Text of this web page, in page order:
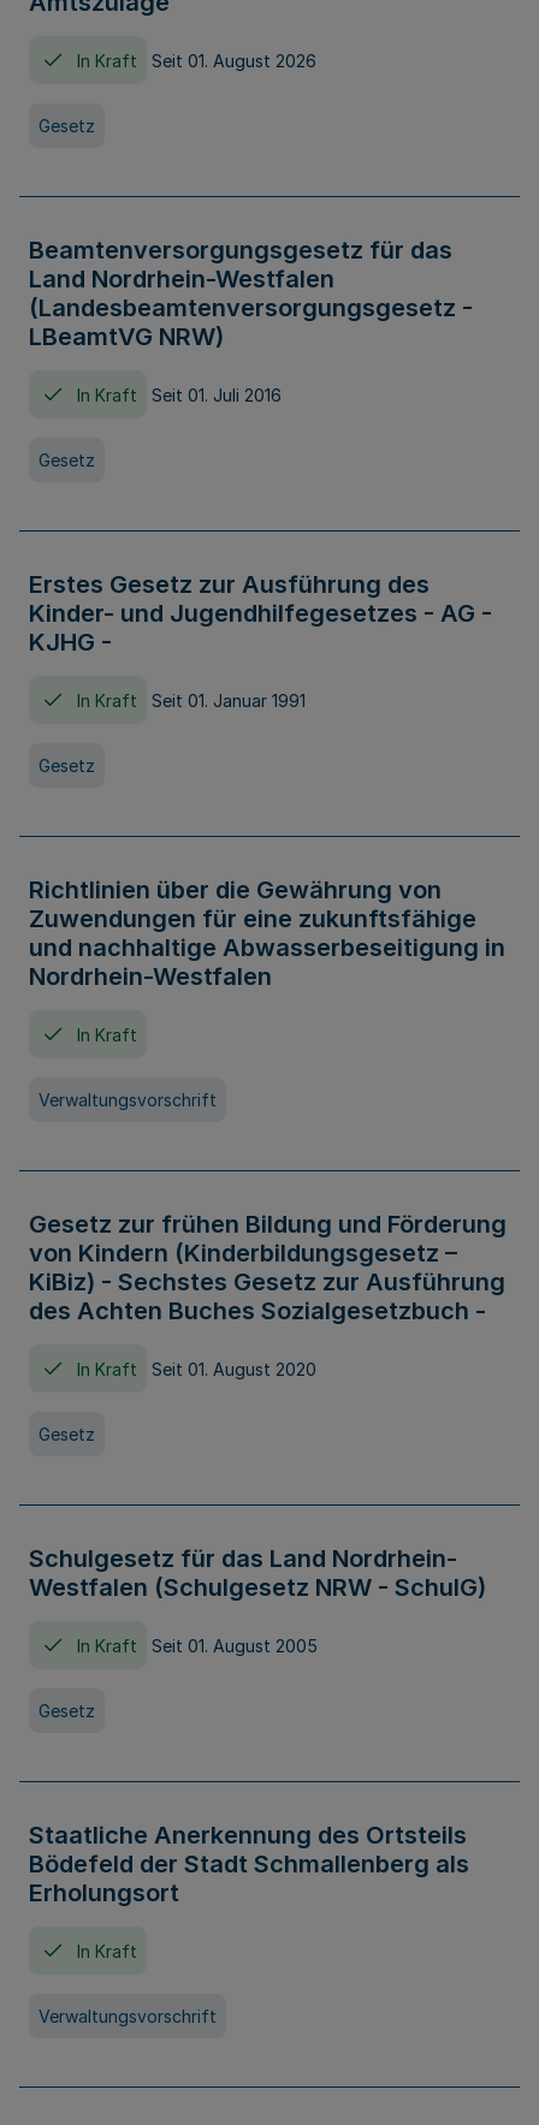
In Kraft Seit 01. August 2026
Gesetz
Beamtenversorgungsgesetz für das
Land Nordrhein-Westfalen
(Landesbeamtenversorgungsgesetz -
LBeamtVG NRW)
In Kraft Seit 01. Juli 2016
Gesetz
Erstes Gesetz zur Ausführung des
Kinder- und Jugendhilfegesetzes - AG -
KJHG -
In Kraft Seit 01. Januar 1991
Gesetz
Richtlinien über die Gewährung von
Zuwendungen für eine zukunftsfähige
und nachhaltige Abwasserbeseitigung in
Nordrhein-Westfalen
In Kraft
Verwaltungsvorschrift
Gesetz zur frühen Bildung und Förderung
von Kindern (Kinderbildungsgesetz –
KiBiz) - Sechstes Gesetz zur Ausführung
des Achten Buches Sozialgesetzbuch -
In Kraft Seit 01. August 2020
Gesetz
Schulgesetz für das Land Nordrhein-
Westfalen (Schulgesetz NRW - SchulG)
In Kraft Seit 01. August 2005
Gesetz
Staatliche Anerkennung des Ortsteils
Bödefeld der Stadt Schmallenberg als
Erholungsort
In Kraft
Verwaltungsvorschrift